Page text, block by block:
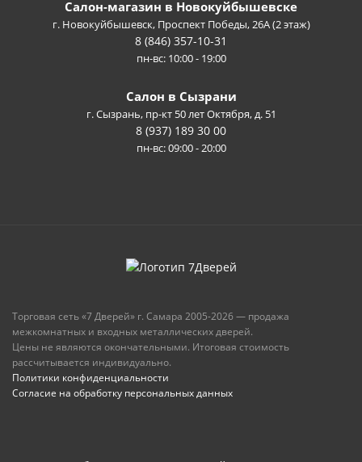
Салон-магазин в Новокуйбышевске
г. Новокуйбышевск, Проспект Победы, 26А (2 этаж)
8 (846) 357-10-31
пн-вс: 10:00 - 19:00
Салон в Сызрани
г. Сызрань, пр-кт 50 лет Октября, д. 51
8 (937) 189 30 00
пн-вс: 09:00 - 20:00
Торговая сеть «7 Дверей» г. Самара 2005-2026 — продажа
межкомнатных и входных металлических дверей.
Цены не являются окончательными. Итоговая стоимость
рассчитывается индивидуально.
Политики конфиденциальности
Согласие на обработку персональных данных